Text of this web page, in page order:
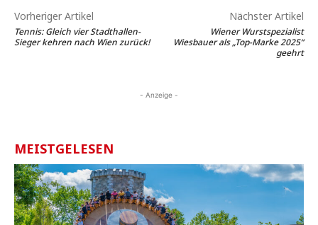
Vorheriger Artikel
Tennis: Gleich vier Stadthallen-
Sieger kehren nach Wien zurück!
Nächster Artikel
Wiener Wurstspezialist
Wiesbauer als „Top-Marke 2025“
geehrt
- Anzeige -
MEISTGELESEN